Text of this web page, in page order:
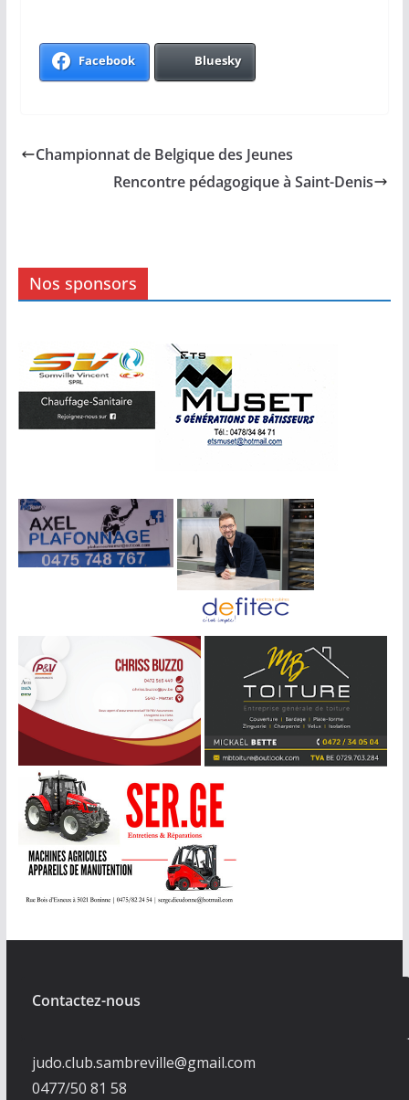
Facebook Bluesky
Championnat de Belgique des Jeunes
Rencontre pédagogique à Saint-Denis
Nos sponsors
Contactez-nous
judo.club.sambreville@gmail.com
0477/50 81 58